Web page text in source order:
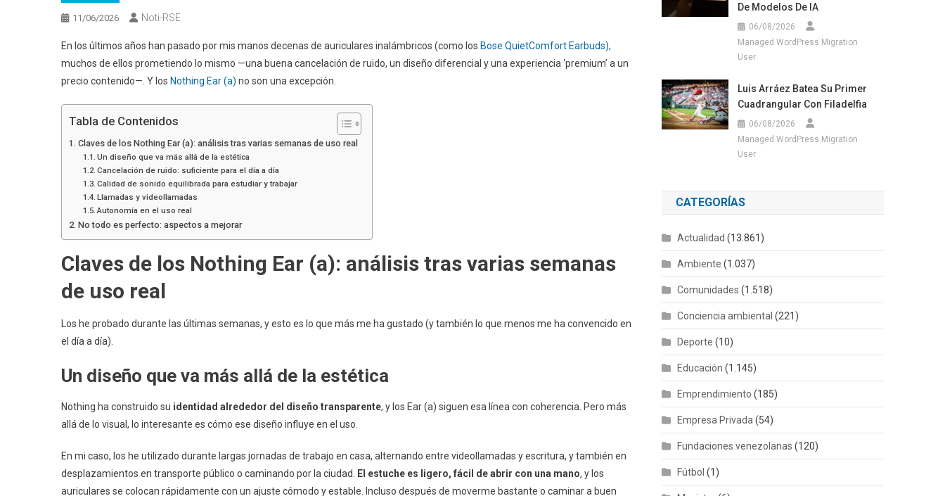
11/06/2026 Noti-RSE
En los últimos años han pasado por mis manos decenas de auriculares inalámbricos (como los Bose QuietComfort Earbuds),
muchos de ellos prometiendo lo mismo —una buena cancelación de ruido, un diseño diferencial y una experiencia ‘premium’ a un
precio contenido—. Y los Nothing Ear (a) no son una excepción.
Tabla de Contenidos
Claves de los Nothing Ear (a): análisis tras varias semanas de uso real
Un diseño que va más allá de la estética
Cancelación de ruido: suficiente para el día a día
Calidad de sonido equilibrada para estudiar y trabajar
Llamadas y videollamadas
Autonomía en el uso real
No todo es perfecto: aspectos a mejorar
Claves de los Nothing Ear (a): análisis tras varias semanas
de uso real
Los he probado durante las últimas semanas, y esto es lo que más me ha gustado (y también lo que menos me ha convencido en
el día a día).
Un diseño que va más allá de la estética
Nothing ha construido su identidad alrededor del diseño transparente, y los Ear (a) siguen esa línea con coherencia. Pero más
allá de lo visual, lo interesante es cómo ese diseño influye en el uso.
En mi caso, los he utilizado durante largas jornadas de trabajo en casa, alternando entre videollamadas y escritura, y también en
desplazamientos en transporte público o caminando por la ciudad.
El estuche es ligero, fácil de abrir con una mano, y los
auriculares se colocan rápidamente con un ajuste cómodo y estable. Incluso después de moverme bastante o caminar a buen
De Modelos De IA
06/08/2026
Managed WordPress Migration
User
Luis Arráez Batea Su Primer
Cuadrangular Con Filadelfia
06/08/2026
Managed WordPress Migration
User
CATEGORÍAS
Actualidad (13.861)
Ambiente (1.037)
Comunidades (1.518)
Conciencia ambiental (221)
Deporte (10)
Educación (1.145)
Emprendimiento (185)
Empresa Privada (54)
Fundaciones venezolanas (120)
Fútbol (1)